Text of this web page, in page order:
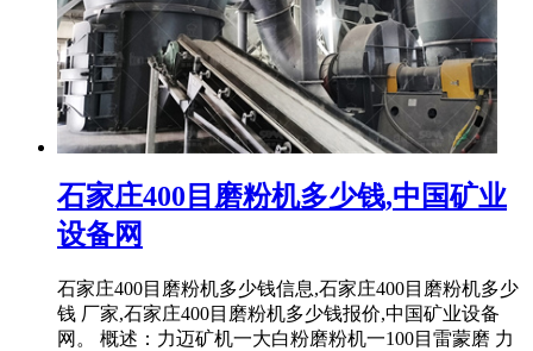
石家庄400目磨粉机多少钱,中国矿业
设备网
石家庄400目磨粉机多少钱信息,石家庄400目磨粉机多少
钱 厂家,石家庄400目磨粉机多少钱报价,中国矿业设备
网。 概述：力迈矿机一大白粉磨粉机一100目雷蒙磨 力